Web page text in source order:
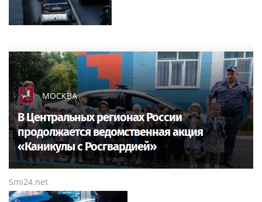
МОСКВА
В Центральных регионах России
продолжается ведомственная акция
«Каникулы с Росгвардией»
Smi24.net